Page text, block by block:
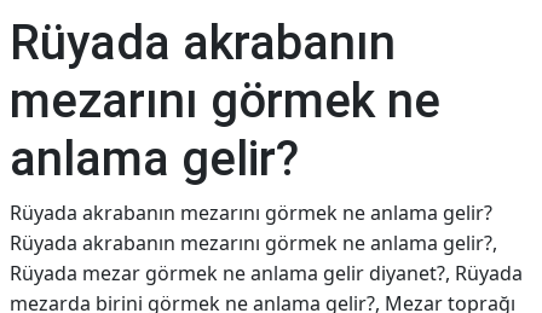
Rüyada akrabanın
mezarını görmek ne
anlama gelir?
Rüyada akrabanın mezarını görmek ne anlama gelir?
Rüyada akrabanın mezarını görmek ne anlama gelir?,
Rüyada mezar görmek ne anlama gelir diyanet?, Rüyada
mezarda birini görmek ne anlama gelir?, Mezar toprağı